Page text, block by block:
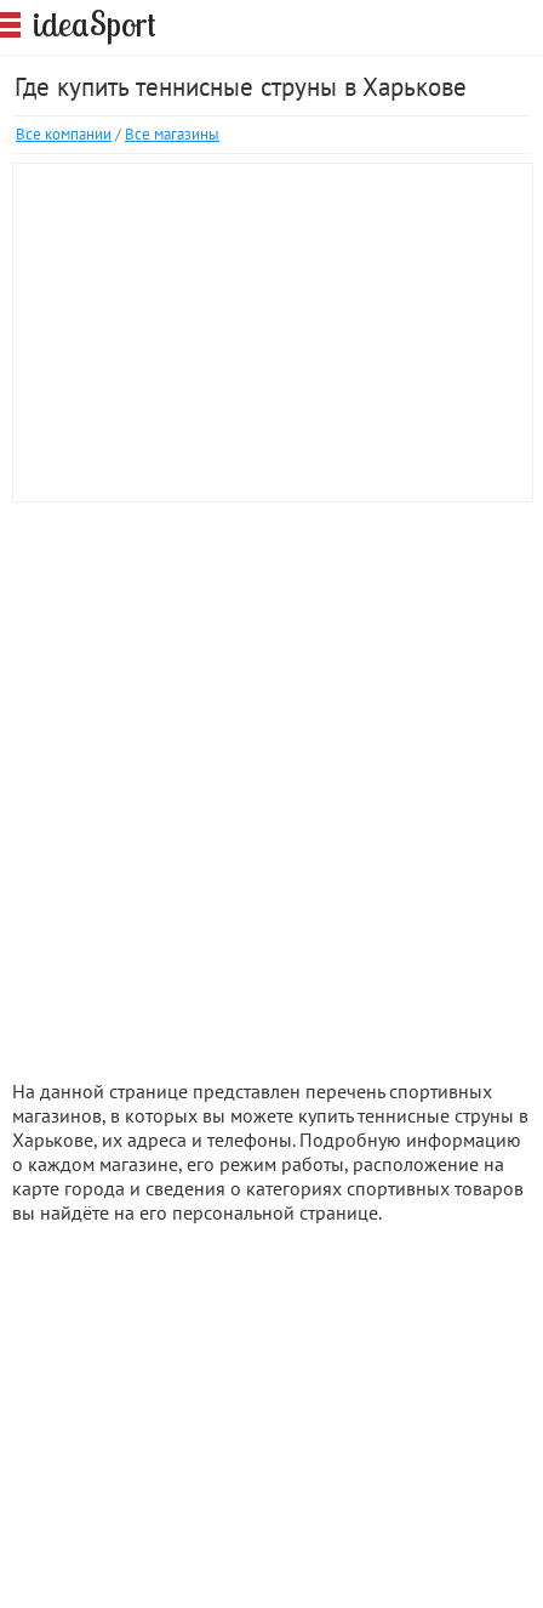
ideaSport
Где купить теннисные струны в Харькове
Все компании / Все магазины
На данной странице представлен перечень спортивных
магазинов, в которых вы можете купить теннисные струны в
Харькове, их адреса и телефоны. Подробную информацию
о каждом магазине, его режим работы, расположение на
карте города и сведения о категориях спортивных товаров
вы найдёте на его персональной странице.